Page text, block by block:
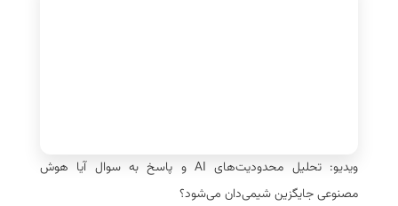
ویدیو: تحلیل محدودیت‌های AI و پاسخ به سوال آیا هوش
مصنوعی جایگزین شیمی‌دان می‌شود؟